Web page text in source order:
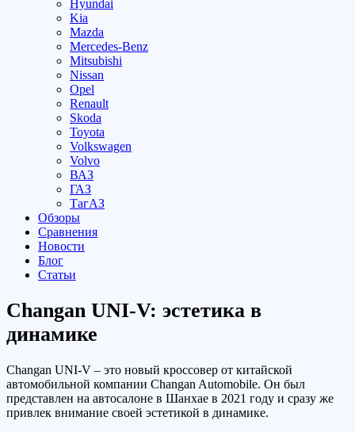
Hyundai
Kia
Mazda
Mercedes-Benz
Mitsubishi
Nissan
Opel
Renault
Skoda
Toyota
Volkswagen
Volvo
ВАЗ
ГАЗ
ТагАЗ
Обзоры
Сравнения
Новости
Блог
Статьи
Changan UNI-V: эстетика в
динамике
Changan UNI-V – это новый кроссовер от китайской
автомобильной компании Changan Automobile. Он был
представлен на автосалоне в Шанхае в 2021 году и сразу же
привлек внимание своей эстетикой в динамике.